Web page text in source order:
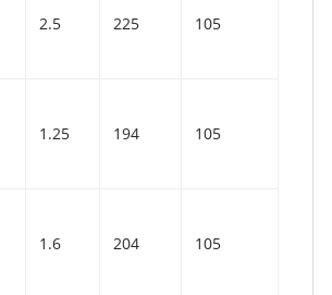
2.5 225 105
1.25 194 105
1.6 204 105